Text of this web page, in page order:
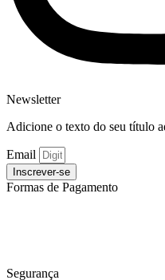
Newsletter
Adicione o texto do seu título
Email
Inscrever-se
Formas de Pagamento
Segurança